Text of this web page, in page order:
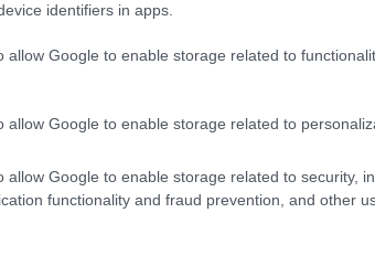
identifiers in apps.
allow Google to enable storage related to
allow Google to enable storage related to
allow Google to enable storage related to security,
functionality and fraud prevention, and other
E BURAZ
31.01.17. 17:01